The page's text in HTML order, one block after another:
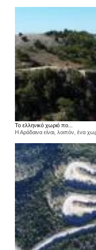
Το ελληνικό χωριό πο...
Η Αράδαινα είναι, λοιπόν, ένα